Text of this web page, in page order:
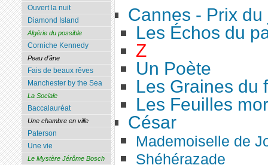
Cannes - Prix du
Les Échos du
Z
Un Poète
Les Graines du
Les Feuilles
César
Mademoiselle de
Shéhérazade
Ouvert la nuit
Diamond Island
Algérie du possible
Corniche Kennedy
Peau d’âne
Fais de beaux rêves
Manchester by the Sea
La Sociale
Baccalauréat
Une chambre en ville
Paterson
Une vie
Le Mystère Jérôme Bosch